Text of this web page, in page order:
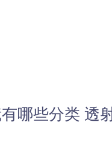
哪些分类 透